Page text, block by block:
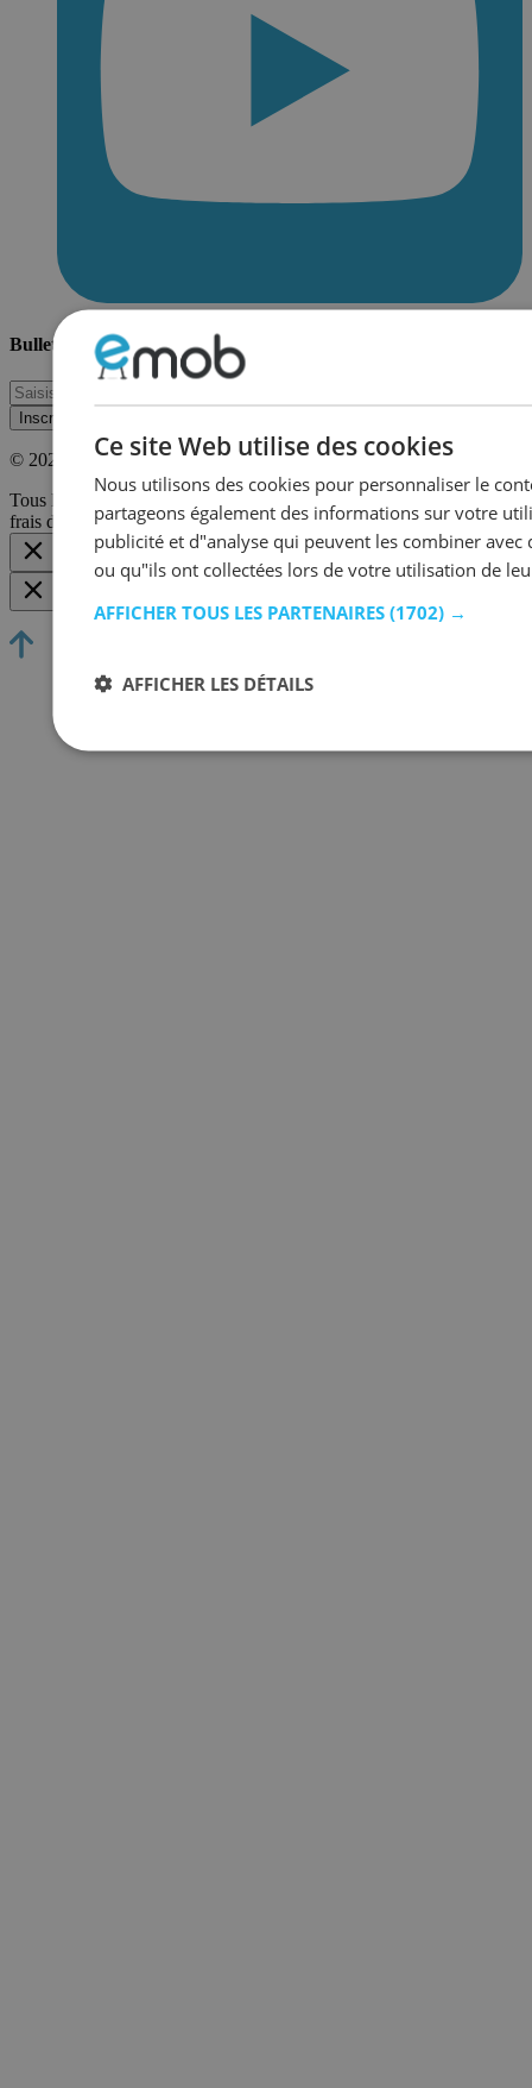
Bulletin d'information?
Inscription
© 2026 Emob nv
Tous les prix sont en euro, incluent les taxes et excluent les autres
frais de service.
Ce site Web utilise des cookies
Nous utilisons des cookies pour personnaliser le
partageons également des informations sur votre
publicité et d"analyse qui peuvent les combiner
ou qu"ils ont collectées lors de votre utilisation de
AFFICHER TOUS LES PARTENAIRES (1702) →
AFFICHER LES DÉTAILS